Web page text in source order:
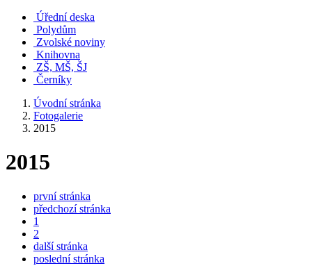
Úřední deska
Polydům
Zvolské noviny
Knihovna
ZŠ, MŠ, ŠJ
Černíky
Úvodní stránka
Fotogalerie
2015
2015
první stránka
předchozí stránka
1
2
další stránka
poslední stránka